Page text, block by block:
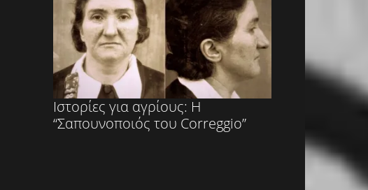
Ιστορίες για αγρίους: Η
“Σαπουνοποιός του Correggio”